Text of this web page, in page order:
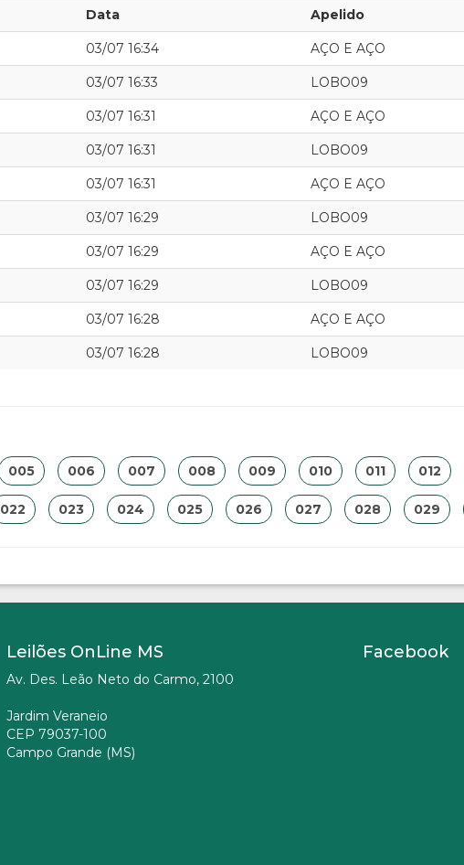
Data Apelido
03/07 16:34 AÇO E AÇO
03/07 16:33 LOBO09
03/07 16:31 AÇO E AÇO
03/07 16:31 LOBO09
03/07 16:31 AÇO E AÇO
03/07 16:29 LOBO09
03/07 16:29 AÇO E AÇO
03/07 16:29 LOBO09
03/07 16:28 AÇO E AÇO
03/07 16:28 LOBO09
005 006 007 008 009 010 011 012
022 023 024 025 026 027 028 029
Leilões OnLine MS
Av. Des. Leão Neto do Carmo, 2100
Jardim Veraneio
CEP 79037-100
Campo Grande (MS)
Facebook